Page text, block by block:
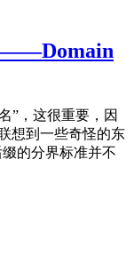
——Domain
”，这很重要，因
想到一些奇怪的东
的分界标准并不